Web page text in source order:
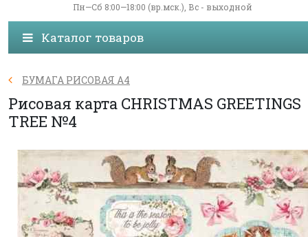
Пн—Сб 8:00—18:00 (вр.мск.), Вс - выходной
Каталог товаров
БУМАГА РИСОВАЯ А4
Рисовая карта CHRISTMAS GREETINGS
TREE №4